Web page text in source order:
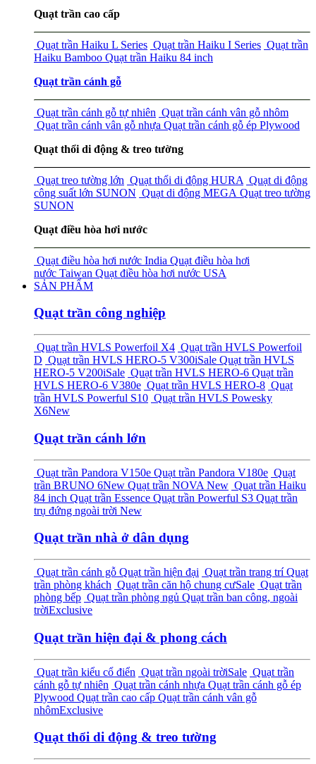
Quạt trần cao cấp
Quạt trần Haiku L Series Quạt trần Haiku I Series Quạt trần
Haiku Bamboo Quạt trần Haiku 84 inch
Quạt trần cánh gỗ
Quạt trần cánh gỗ tự nhiên Quạt trần cánh vân gỗ nhôm
Quạt trần cánh vân gỗ nhựa Quạt trần cánh gỗ ép Plywood
Quạt thổi di động & treo tường
Quạt treo tường lớn Quạt thổi di động HURA Quạt di động
công suất lớn SUNON Quạt di động MEGA Quạt treo tường
SUNON
Quạt điều hòa hơi nước
Quạt điều hòa hơi nước India Quạt điều hòa hơi
nước Taiwan Quạt điều hòa hơi nước USA
SẢN PHẨM
Quạt trần công nghiệp
Quạt trần HVLS Powerfoil X4 Quạt trần HVLS Powerfoil
D Quạt trần HVLS HERO-5 V300iSale Quạt trần HVLS
HERO-5 V200iSale Quạt trần HVLS HERO-6 Quạt trần
HVLS HERO-6 V380e Quạt trần HVLS HERO-8 Quạt
trần HVLS Powerful S10 Quạt trần HVLS Powesky
X6New
Quạt trần cánh lớn
Quạt trần Pandora V150e Quạt trần Pandora V180e Quạt
trần BRUNO 6New Quạt trần NOVA New Quạt trần Haiku
84 inch Quạt trần Essence Quạt trần Powerful S3 Quạt trần
trụ đứng ngoài trời New
Quạt trần nhà ở dân dụng
Quạt trần cánh gỗ Quạt trần hiện đại Quạt trần trang tríQuạt
trần phòng khách Quạt trần căn hộ chung cưSale Quạt trần
phòng bếp Quạt trần phòng ngủ Quạt trần ban công, ngoài
trờiExclusive
Quạt trần hiện đại & phong cách
Quạt trần kiểu cổ điển Quạt trần ngoài trờiSale Quạt trần
cánh gỗ tự nhiên Quạt trần cánh nhựa Quạt trần cánh gỗ ép
Plywood Quạt trần cao cấp Quạt trần cánh vân gỗ
nhômExclusive
Quạt thổi di động & treo tường